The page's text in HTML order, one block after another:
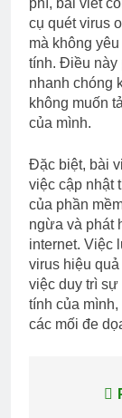
phí, bài viết
cụ quét virus
mà không
tính. Điều
nhanh chóng
không muốn
của mình.
Đặc biệt, bài
việc cập nhật
của phần
ngừa và phát
internet. Việc
virus hiệu
việc duy trì sự
tính của
các mối đe